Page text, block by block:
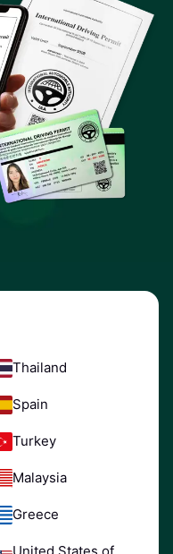
Thailand
Spain
Turkey
Malaysia
Greece